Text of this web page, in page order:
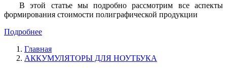
В этой статье мы подробно рассмотрим все аспекты
формирования стоимости полиграфической продукции
Подробнее
Главная
АККУМУЛЯТОРЫ ДЛЯ НОУТБУКА